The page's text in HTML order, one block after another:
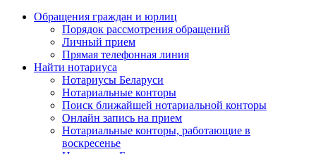
Обращения граждан и юрлиц
Порядок рассмотрения обращений
Личный прием
Прямая телефонная линия
Найти нотариуса
Нотариусы Беларуси
Нотариальные конторы
Поиск ближайшей нотариальной конторы
Онлайн запись на прием
Нотариальные конторы, работающие в
воскресенье